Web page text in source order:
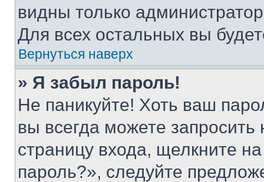
видны только
Для всех остальных вы
Вернуться наверх
» Я забыл пароль!
Не паникуйте! Хоть ваш
вы всегда можете
страницу входа, щелкните
пароль?», следуйте